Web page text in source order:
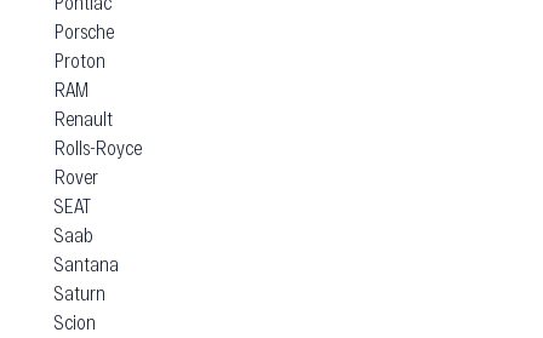
Porsche
Proton
RAM
Renault
Rolls-Royce
Rover
SEAT
Saab
Santana
Saturn
Scion